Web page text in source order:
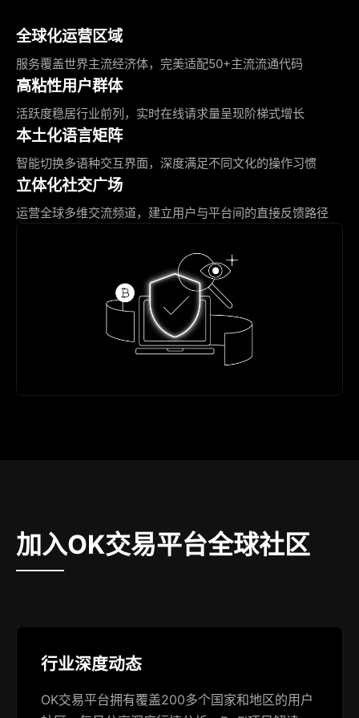
全球化运营区域
服务覆盖世界主流经济体，完美适配50+主流流通代码
高粘性用户群体
活跃度稳居行业前列，实时在线请求量呈现阶梯式增长
本土化语言矩阵
智能切换多语种交互界面，深度满足不同文化的操作习惯
立体化社交广场
运营全球多维交流频道，建立用户与平台间的直接反馈路径
加入OK交易平台全球社区
行业深度动态
OK交易平台拥有覆盖200多个国家和地区的用户